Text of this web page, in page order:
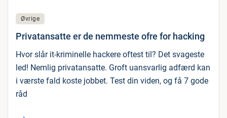
Øvrige
Privatansatte er de nemmeste ofre for hacking
Hvor slår it-kriminelle hackere oftest til? Det svageste
led! Nemlig privatansatte. Groft uansvarlig adfærd kan
i værste fald koste jobbet. Test din viden, og få 7 gode
råd